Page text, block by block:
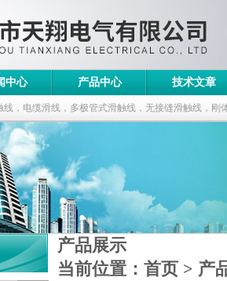
中心 产品中心 技术文章
线，电缆滑线，多极管式滑触线，无接缝滑触线，刚
产品展示
当前位置： 首页 > 产